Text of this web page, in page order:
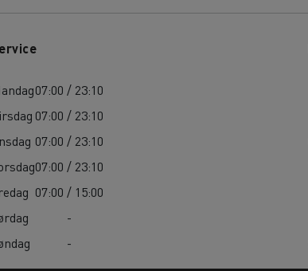
07:00 / 23:10
07:00 / 23:10
07:00 / 23:10
07:00 / 23:10
07:00 / 15:00
-
-